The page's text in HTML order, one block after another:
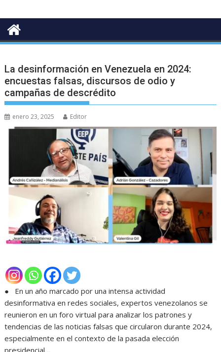
La desinformación en Venezuela en 2024:
encuestas falsas, discursos de odio y
campañas de descrédito
enero 23, 2025 Editor
● En un año marcado por una intensa actividad
desinformativa en redes sociales, expertos venezolanos se
reunieron en un foro virtual para analizar los patrones y
tendencias de las noticias falsas que circularon durante 2024,
especialmente en el contexto de la pasada elección
presidencial…